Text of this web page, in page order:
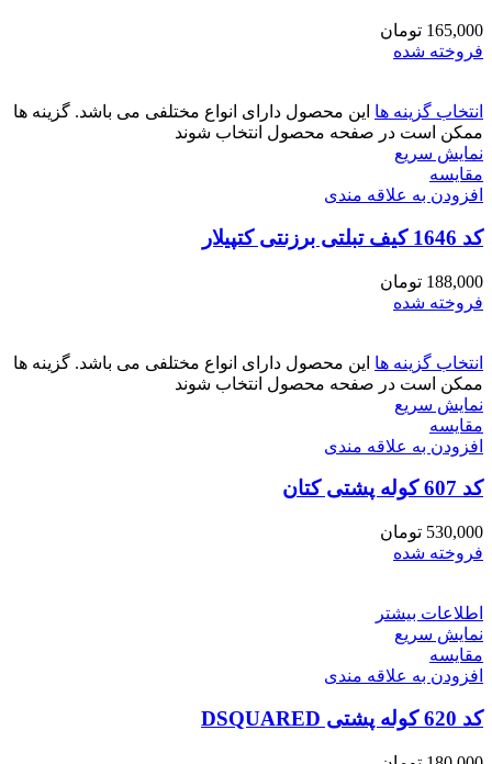
165,000 تومان
فروخته شده
انتخاب گزینه ها این محصول دارای انواع مختلفی می باشد. گزینه ها
ممکن است در صفحه محصول انتخاب شوند
نمایش سریع
مقايسه
افزودن به علاقه مندی
کد 1646 کیف تبلتی برزنتی کتپیلار
188,000 تومان
فروخته شده
انتخاب گزینه ها این محصول دارای انواع مختلفی می باشد. گزینه ها
ممکن است در صفحه محصول انتخاب شوند
نمایش سریع
مقايسه
افزودن به علاقه مندی
کد 607 کوله پشتی کتان
530,000 تومان
فروخته شده
اطلاعات بیشتر
نمایش سریع
مقايسه
افزودن به علاقه مندی
کد 620 کوله پشتی DSQUARED